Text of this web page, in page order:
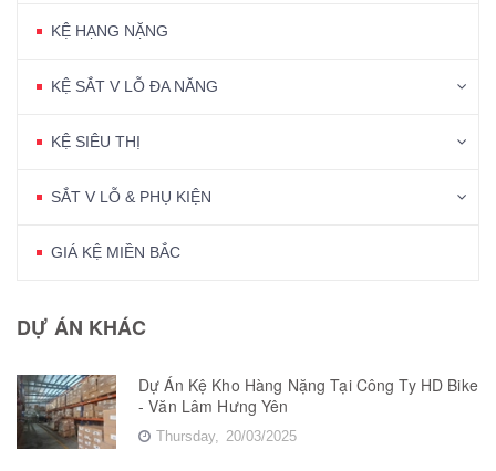
KỆ HẠNG NẶNG
KỆ SẮT V LỖ ĐA NĂNG
KỆ SIÊU THỊ
SẮT V LỖ & PHỤ KIỆN
GIÁ KỆ MIỀN BẮC
DỰ ÁN KHÁC
Dự Án Kệ Kho Hàng Nặng Tại Công Ty HD Bike
- Văn Lâm Hưng Yên
Thursday, 20/03/2025